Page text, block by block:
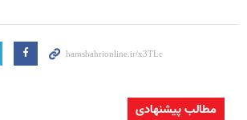
مطالب پیشنهادی